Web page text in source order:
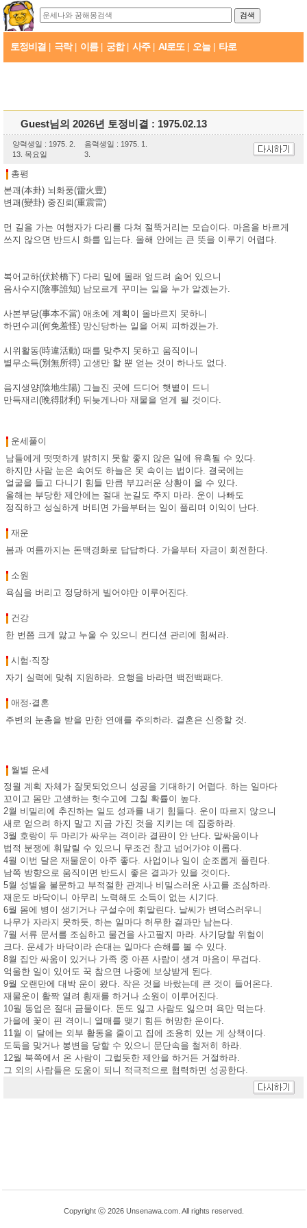
토정비결 극락 이름 궁합 사주 AI로또 오늘 타로
Guest님의 2026년 토정비결 : 1975.02.13
양력생일 : 1975. 2.
13. 목요일
음력생일 : 1975. 1.
3.
총평
본괘(本卦) 뇌화풍(雷火豊)
변괘(變卦) 중진뢰(重震雷)
먼 길을 가는 여행자가 다리를 다쳐 절뚝거리는 모습이다. 마음을 바르게
쓰지 않으면 반드시 화를 입는다. 올해 안에는 큰 뜻을 이루기 어렵다.
복어교하(伏於橋下) 다리 밑에 몰래 엎드려 숨어 있으니
음사수지(陰事誰知) 남모르게 꾸미는 일을 누가 알겠는가.
사본부당(事本不當) 애초에 계획이 올바르지 못하니
하면수괴(何免羞怪) 망신당하는 일을 어찌 피하겠는가.
시위활동(時違活動) 때를 맞추지 못하고 움직이니
별무소득(別無所得) 고생만 할 뿐 얻는 것이 하나도 없다.
음지생양(陰地生陽) 그늘진 곳에 드디어 햇볕이 드니
만득재리(晩得財利) 뒤늦게나마 재물을 얻게 될 것이다.
운세풀이
남들에게 떳떳하게 밝히지 못할 좋지 않은 일에 유혹될 수 있다.
하지만 사람 눈은 속여도 하늘은 못 속이는 법이다. 결국에는
얼굴을 들고 다니기 힘들 만큼 부끄러운 상황이 올 수 있다.
올해는 부당한 제안에는 절대 눈길도 주지 마라. 운이 나빠도
정직하고 성실하게 버티면 가을부터는 일이 풀리며 이익이 난다.
재운
봄과 여름까지는 돈맥경화로 답답하다. 가을부터 자금이 회전한다.
소원
욕심을 버리고 정당하게 빌어야만 이루어진다.
건강
한 번쯤 크게 앓고 누울 수 있으니 컨디션 관리에 힘써라.
시험·직장
자기 실력에 맞춰 지원하라. 요행을 바라면 백전백패다.
애정·결혼
주변의 눈총을 받을 만한 연애를 주의하라. 결혼은 신중할 것.
월별 운세
정월 계획 자체가 잘못되었으니 성공을 기대하기 어렵다. 하는 일마다
꼬이고 몸만 고생하는 헛수고에 그칠 확률이 높다.
2월 비밀리에 추진하는 일도 성과를 내기 힘들다. 운이 따르지 않으니
새로 얻으려 하지 말고 지금 가진 것을 지키는 데 집중하라.
3월 호랑이 두 마리가 싸우는 격이라 결판이 안 난다. 말싸움이나
법적 분쟁에 휘말릴 수 있으니 무조건 참고 넘어가야 이롭다.
4월 이번 달은 재물운이 아주 좋다. 사업이나 일이 순조롭게 풀린다.
남쪽 방향으로 움직이면 반드시 좋은 결과가 있을 것이다.
5월 성별을 불문하고 부적절한 관계나 비밀스러운 사고를 조심하라.
재운도 바닥이니 아무리 노력해도 소득이 없는 시기다.
6월 몸에 병이 생기거나 구설수에 휘말린다. 날씨가 변덕스러우니
나무가 자라지 못하듯, 하는 일마다 허무한 결과만 남는다.
7월 서류 문서를 조심하고 물건을 사고팔지 마라. 사기당할 위험이
크다. 운세가 바닥이라 손대는 일마다 손해를 볼 수 있다.
8월 집안 싸움이 있거나 가족 중 아픈 사람이 생겨 마음이 무겁다.
억울한 일이 있어도 꾹 참으면 나중에 보상받게 된다.
9월 오랜만에 대박 운이 왔다. 작은 것을 바랐는데 큰 것이 들어온다.
재물운이 활짝 열려 횡재를 하거나 소원이 이루어진다.
10월 동업은 절대 금물이다. 돈도 잃고 사람도 잃으며 욕만 먹는다.
가을에 꽃이 핀 격이니 열매를 맺기 힘든 허망한 운이다.
11월 이 달에는 외부 활동을 줄이고 집에 조용히 있는 게 상책이다.
도둑을 맞거나 봉변을 당할 수 있으니 문단속을 철저히 하라.
12월 북쪽에서 온 사람이 그럴듯한 제안을 하거든 거절하라.
그 외의 사람들은 도움이 되니 적극적으로 협력하면 성공한다.
Copyright ⓒ 2026 Unsenawa.com. All rights reserved.